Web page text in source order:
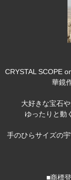
CRYSTAL SCOPE
華鏡
大好きな宝石
ゆったりと動
手のひらサイズの
■商標